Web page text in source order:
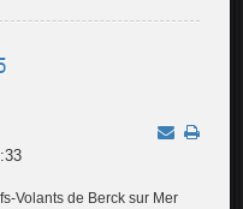
Volants de Berck sur Mer